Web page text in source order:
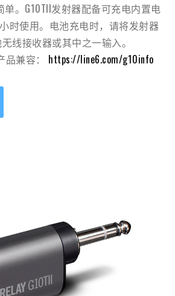
。G10TII发射器配备可充电内置电
时使用。电池充电时，请将发射器
线接收器或其中之一输入。
品兼容： https://line6.com/g10info